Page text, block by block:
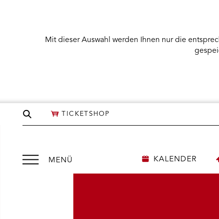
Seite
TICKETSHOP
Mit dieser Auswahl werden Ihnen nur die
MENÜ
Menü
KALENDER